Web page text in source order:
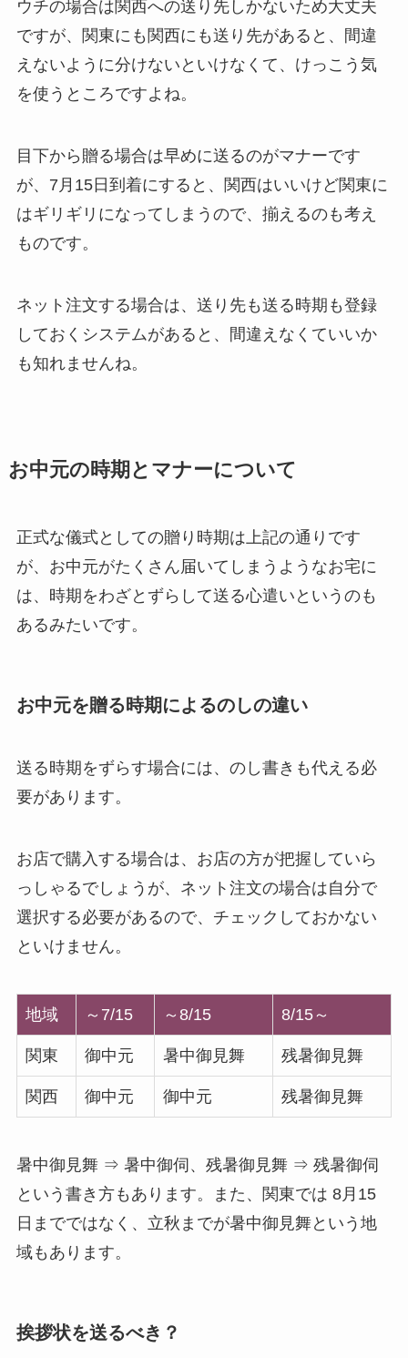
ウチの場合は関西への送り先しかないため大丈夫
ですが、関東にも関西にも送り先があると、間違
えないように分けないといけなくて、けっこう気
を使うところですよね。
目下から贈る場合は早めに送るのがマナーです
が、7月15日到着にすると、関西はいいけど関東に
はギリギリになってしまうので、揃えるのも考え
ものです。
ネット注文する場合は、送り先も送る時期も登録
しておくシステムがあると、間違えなくていいか
も知れませんね。
お中元の時期とマナーについて
正式な儀式としての贈り時期は上記の通りです
が、お中元がたくさん届いてしまうようなお宅に
は、時期をわざとずらして送る心遣いというのも
あるみたいです。
お中元を贈る時期によるのしの違い
送る時期をずらす場合には、 のし書き も代える必
要があります。
お店で購入する場合は、お店の方が把握していら
っしゃるでしょうが、ネット注文の場合は自分で
選択する必要があるので、チェックしておかない
といけません。
地域 ～7/15 ～8/15 8/15～
関東 御中元 暑中御見舞 残暑御見舞
関西 御中元 御中元 残暑御見舞
暑中御見舞 ⇒ 暑中御伺、残暑御見舞 ⇒ 残暑御伺
という書き方もあります。また、関東では 8月15
日までではなく、立秋までが暑中御見舞という地
域もあります。
挨拶状を送るべき？